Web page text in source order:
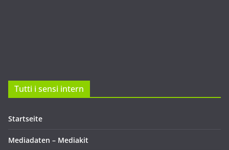
Tutti i sensi intern
Startseite
Mediadaten – Mediakit